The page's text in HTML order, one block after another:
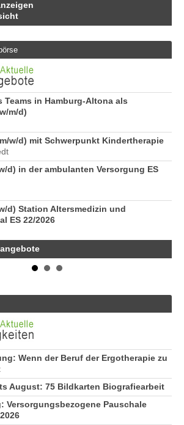
Teams in Hamburg-Altona als
m/d)
w/d) mit Schwerpunkt Kindertherapie
d) in der ambulanten Versorgung ES
d) Station Altersmedizin und
ES 22/2026
Wenn der Beruf der Ergotherapie zu
August: 75 Bildkarten Biografiearbeit
Versorgungsbezogene Pauschale